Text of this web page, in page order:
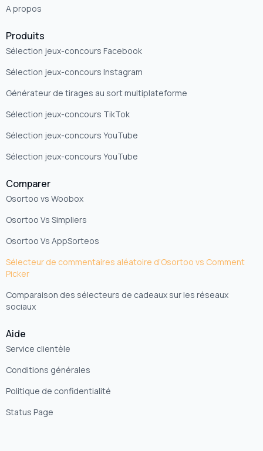
A propos
Produits
Sélection jeux-concours Facebook
Sélection jeux-concours Instagram
Générateur de tirages au sort multiplateforme
Sélection jeux-concours TikTok
Sélection jeux-concours YouTube
Sélection jeux-concours YouTube
Comparer
Osortoo vs Woobox
Osortoo Vs Simpliers
Osortoo Vs AppSorteos
Sélecteur de commentaires aléatoire d’Osortoo vs Comment
Picker
Comparaison des sélecteurs de cadeaux sur les réseaux
sociaux
Aide
Service clientèle
Conditions générales
Politique de confidentialité
Status Page